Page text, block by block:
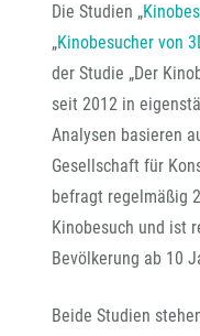
Die Studien „
„Kinobesucher von
der Studie „Der
seit 2012 in
Analysen basieren
Gesellschaft für
befragt regelmäßig
Kinobesuch und ist
Bevölkerung ab 10
Beide Studien